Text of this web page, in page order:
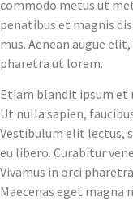
commodo metus ut
penatibus et magnis
mus. Aenean augue
pharetra ut lorem.
Etiam blandit ipsum et
Ut nulla sapien,
Vestibulum elit lectus,
eu libero. Curabitur
Vivamus in orci
Maecenas eget